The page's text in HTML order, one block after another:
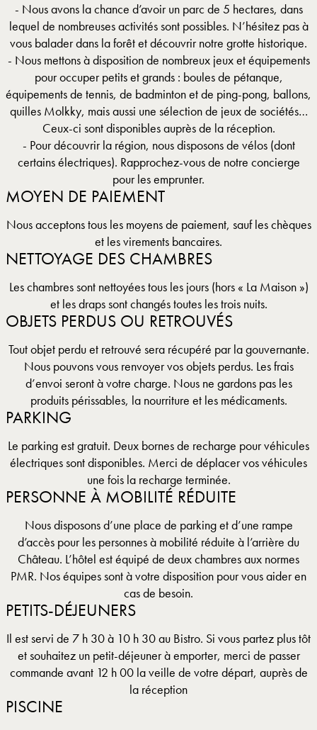
- Nous avons la chance d’avoir un parc de 5 hectares, dans
lequel de nombreuses activités sont possibles. N’hésitez pas à
vous balader dans la forêt et découvrir notre grotte historique.
- Nous mettons à disposition de nombreux jeux et équipements
pour occuper petits et grands : boules de pétanque,
équipements de tennis, de badminton et de ping-pong, ballons,
quilles Molkky, mais aussi une sélection de jeux de sociétés…
Ceux-ci sont disponibles auprès de la réception.
- Pour découvrir la région, nous disposons de vélos (dont
certains électriques). Rapprochez-vous de notre concierge
pour les emprunter.
MOYEN DE PAIEMENT
Nous acceptons tous les moyens de paiement, sauf les chèques
et les virements bancaires.
NETTOYAGE DES CHAMBRES
Les chambres sont nettoyées tous les jours (hors « La Maison »)
et les draps sont changés toutes les trois nuits.
OBJETS PERDUS OU RETROUVÉS
Tout objet perdu et retrouvé sera récupéré par la gouvernante.
Nous pouvons vous renvoyer vos objets perdus. Les frais
d’envoi seront à votre charge. Nous ne gardons pas les
produits périssables, la nourriture et les médicaments.
PARKING
Le parking est gratuit. Deux bornes de recharge pour véhicules
électriques sont disponibles. Merci de déplacer vos véhicules
une fois la recharge terminée.
PERSONNE À MOBILITÉ RÉDUITE
Nous disposons d’une place de parking et d’une rampe
d’accès pour les personnes à mobilité réduite à l’arrière du
Château. L’hôtel est équipé de deux chambres aux normes
PMR. Nos équipes sont à votre disposition pour vous aider en
cas de besoin.
PETITS-DÉJEUNERS
Il est servi de 7 h 30 à 10 h 30 au Bistro. Si vous partez plus tôt
et souhaitez un petit-déjeuner à emporter, merci de passer
commande avant 12 h 00 la veille de votre départ, auprès de
la réception
PISCINE